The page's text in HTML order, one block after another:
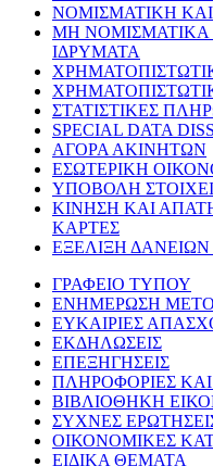
ΝΟΜΙΣΜΑΤΙΚΗ ΚΑΙ
ΜΗ ΝΟΜΙΣΜΑΤΙΚΑ
ΙΔΡΥΜΑΤΑ
ΣΤΑΤΙΣΤΙΚΕΣ
SPECIAL DATA
ΑΓΟΡΑ ΑΚΙΝΗΤΩΝ
ΕΣΩΤΕΡΙΚΗ
ΥΠΟΒΟΛΗ
ΚΙΝΗΣΗ ΚΑΙ
ΚΑΡΤΕΣ
ΕΞΕΛΙΞΗ
ΓΡΑΦΕΙΟ ΤΥΠΟΥ
ΕΝΗΜΕΡΩΣΗ
ΕΥΚΑΙΡΙΕΣ
ΕΚΔΗΛΩΣΕΙΣ
ΕΠΕΞΗΓΗΣΕΙΣ
ΠΛΗΡΟΦΟΡΙΕΣ ΚΑΙ
ΒΙΒΛΙΟΘΗΚΗ
ΣΥΧΝΕΣ
ΟΙΚΟΝΟΜΙΚΕΣ
ΕΙΔΙΚΑ ΘΕΜΑΤΑ